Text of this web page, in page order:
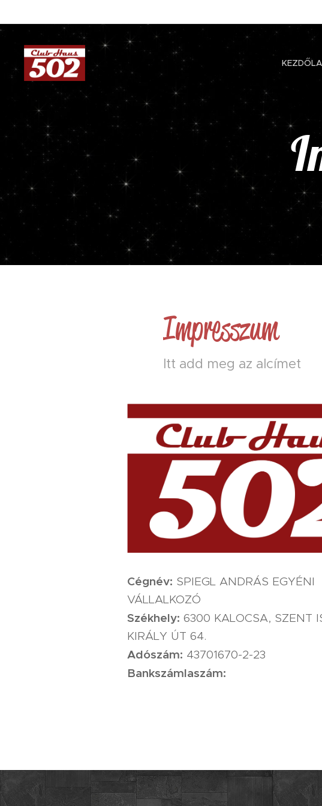
Impresszum
Itt add meg az alcímet
Cégnév: SPIEGL ANDRÁS EGYÉNI
VÁLLALKOZÓ
Székhely: 6300 KALOCSA, SZENT
KIRÁLY ÚT 64.
Adószám: 43701670-2-23
Bankszámlaszám: